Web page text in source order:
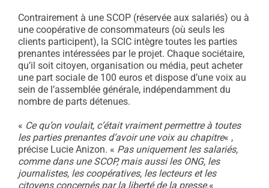
Contrairement à une SCOP (réservée aux salariés) ou à
une coopérative de consommateurs (où seuls les
clients participent), la SCIC intègre toutes les parties
prenantes intéressées par le projet. Chaque sociétaire,
qu’il soit citoyen, organisation ou média, peut acheter
une part sociale de 100 euros et dispose d’une voix au
sein de l’assemblée générale, indépendamment du
nombre de parts détenues.
« Ce qu’on voulait, c’était vraiment permettre à toutes
les parties prenantes d’avoir une voix au chapitre« ,
précise Lucie Anizon. « Pas uniquement les salariés,
comme dans une SCOP, mais aussi les ONG, les
journalistes, les coopératives, les lecteurs et les
citoyens concernés par la liberté de la presse.«